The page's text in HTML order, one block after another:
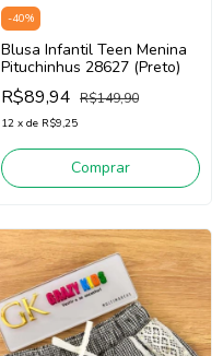
-40%
Blusa Infantil Teen Menina
Pituchinhus 28627 (Preto)
R$89,94 R$149,90
12 x de R$9,25
Comprar